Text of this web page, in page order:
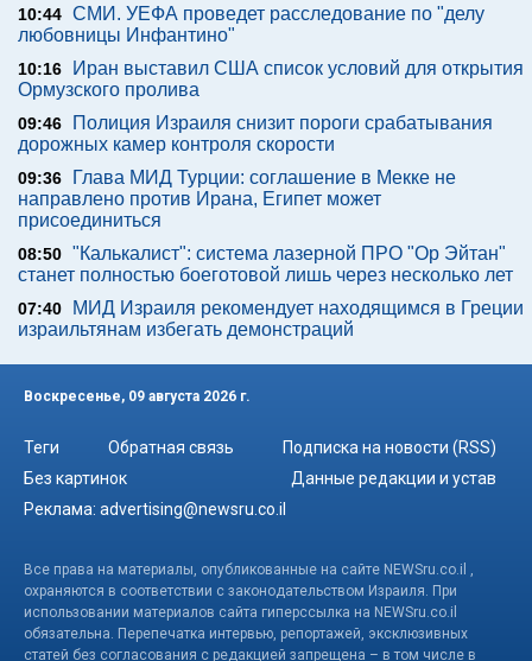
10:44 СМИ. УЕФА проведет расследование по "делу
любовницы Инфантино"
10:16
Иран выставил США список условий для открытия
Ормузского пролива
09:46
Полиция Израиля снизит пороги срабатывания
дорожных камер контроля скорости
09:36
Глава МИД Турции: соглашение в Мекке не
направлено против Ирана, Египет может
присоединиться
08:50 "Калькалист": система лазерной ПРО "Ор Эйтан"
станет полностью боеготовой лишь через несколько лет
07:40
МИД Израиля рекомендует находящимся в Греции
израильтянам избегать демонстраций
Воскресенье, 09 августа 2026 г.
Теги Обратная связь
Подписка на новости (RSS)
Без картинок
Данные редакции и устав
Реклама: advertising@newsru.co.il
Все права на материалы, опубликованные на сайте NEWSru.co.il ,
охраняются в соответствии с законодательством Израиля. При
использовании материалов сайта гиперссылка на NEWSru.co.il
обязательна. Перепечатка интервью, репортажей, эксклюзивных
статей без согласования с редакцией запрещена – в том числе в